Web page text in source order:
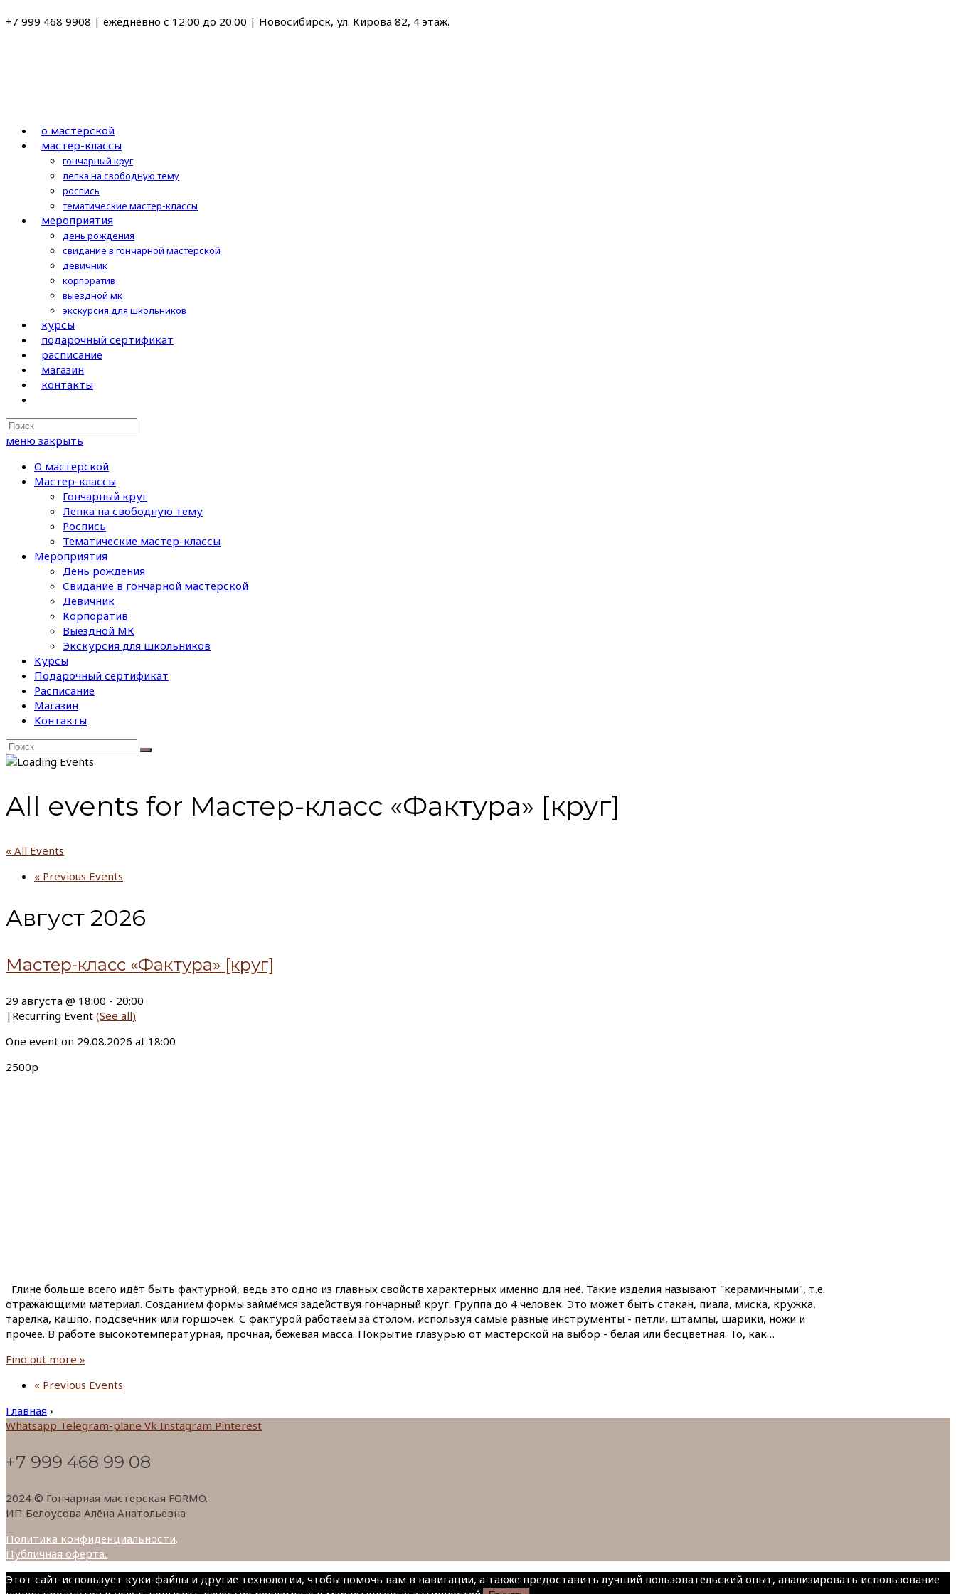
к
+7 999 468 9908 | ежедневно с 12.00 до 20.00 | Новосибирск, ул. Кирова 82, 4 этаж.
о мастерской
мастер-классы
гончарный круг
лепка на свободную тему
роспись
тематические мастер-классы
мероприятия
день рождения
свидание в гончарной мастерской
девичник
корпоратив
выездной мк
экскурсия для школьников
курсы
подарочный сертификат
расписание
магазин
контакты
Search
this
меню закрыть
О мастерской
Мастер-классы
Гончарный круг
Лепка на свободную тему
Роспись
Тематические мастер-классы
Мероприятия
День рождения
Свидание в гончарной мастерской
Девичник
Корпоратив
Выездной МК
Экскурсия для школьников
Курсы
Подарочный сертификат
Расписание
Магазин
Контакты
All events for Мастер-класс «Фактура» [круг]
« All Events
« Previous Events
Август 2026
Мастер-класс «Фактура» [круг]
29 августа @ 18:00 - 20:00
| Recurring Event (See all)
One event on 29.08.2026 at 18:00
2500р
Глине больше всего идёт быть фактурной, ведь это одно из главных свойств характерных именно для неё. Такие изделия называют "керамичными", т.е.
отражающими материал. Созданием формы займёмся задействуя гончарный круг. Группа до 4 человек. Это может быть стакан, пиала, миска, кружка,
тарелка, кашпо, подсвечник или горшочек. С фактурой работаем за столом, используя самые разные инструменты - петли, штампы, шарики, ножи и
прочее. В работе высокотемпературная, прочная, бежевая масса. Покрытие глазурью от мастерской на выбор - белая или бесцветная. То, как…
Find out more »
« Previous Events
Главная ›
Whatsapp Telegram-plane Vk Instagram Pinterest
+7 999 468 99 08
2024 © Гончарная мастерская FORMO.
ИП Белоусова Алёна Анатольевна
Политика конфиденциальности.
Публичная оферта.
Этот сайт использует куки-файлы и другие технологии, чтобы помочь вам в навигации, а также предоставить лучший пользовательский опыт, анализировать использование